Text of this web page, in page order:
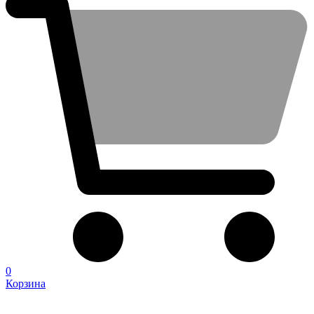
0
Корзина